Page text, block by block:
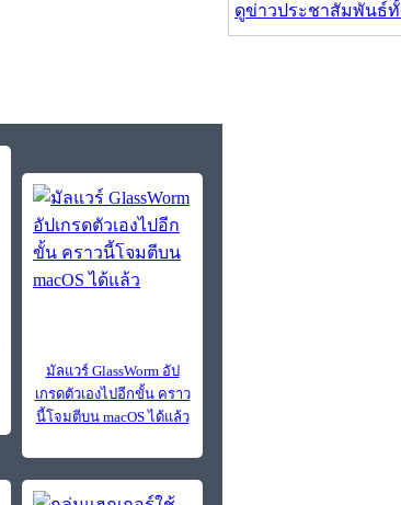
มัลแวร์ GlassWorm อัป
เกรดตัวเองไปอีกขั้น คราว
นี้โจมตีบน macOS ได้แล้ว
ดูข่าวประชาสัมพันธ์